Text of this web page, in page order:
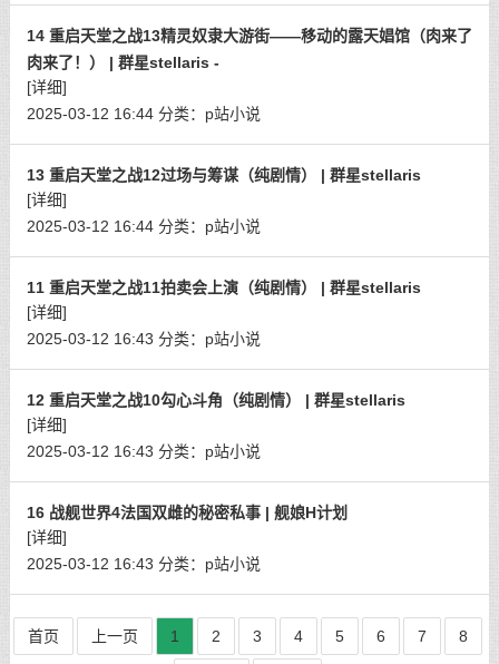
14 重启天堂之战13精灵奴隶大游街——移动的露天娼馆（肉来了
肉来了！） | 群星stellaris -
[详细]
2025-03-12 16:44 分类： p站小说
13 重启天堂之战12过场与筹谋（纯剧情） | 群星stellaris
[详细]
2025-03-12 16:44 分类： p站小说
11 重启天堂之战11拍卖会上演（纯剧情） | 群星stellaris
[详细]
2025-03-12 16:43 分类： p站小说
12 重启天堂之战10勾心斗角（纯剧情） | 群星stellaris
[详细]
2025-03-12 16:43 分类： p站小说
16 战舰世界4法国双雌的秘密私事 | 舰娘H计划
[详细]
2025-03-12 16:43 分类： p站小说
首页 上一页 1 2 3 4 5 6 7 8